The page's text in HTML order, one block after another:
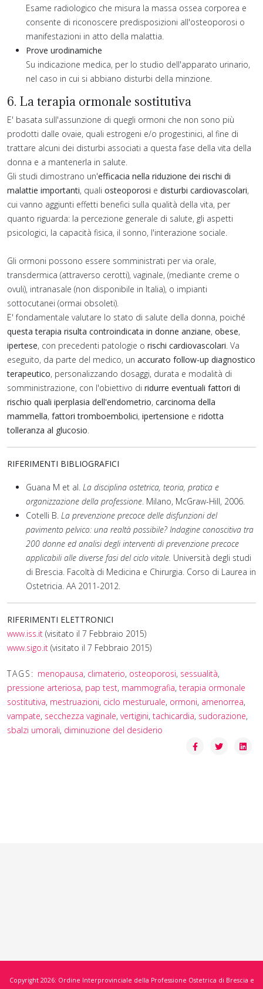
Esame radiologico che misura la massa ossea corporea e
consente di riconoscere predisposizioni all'osteoporosi o
manifestazioni in atto della malattia.
Prove urodinamiche
Su indicazione medica, per lo studio dell'apparato urinario,
nel caso in cui si abbiano disturbi della minzione.
6. La terapia ormonale sostitutiva
E' basata sull'assunzione di quegli ormoni che non sono più
prodotti dalle ovaie, quali estrogeni e/o progestinici, al fine di
trattare alcuni dei disturbi associati a questa fase della vita della
donna e a mantenerla in salute.
Gli studi dimostrano un'efficacia nella riduzione dei rischi di
malattie importanti, quali osteoporosi e disturbi cardiovascolari,
cui vanno aggiunti effetti benefici sulla qualità della vita, per
quanto riguarda: la percezione generale di salute, gli aspetti
psicologici, la capacità fisica, il sonno, l'interazione sociale.
Gli ormoni possono essere somministrati per via orale,
transdermica (attraverso cerotti), vaginale, (mediante creme o
ovuli), intranasale (non disponibile in Italia), o impianti
sottocutanei (ormai obsoleti).
E' fondamentale valutare lo stato di salute della donna, poiché
questa terapia risulta controindicata in donne anziane, obese,
ipertese, con precedenti patologie o rischi cardiovascolari. Va
eseguito, da parte del medico, un accurato follow-up diagnostico
terapeutico, personalizzando dosaggi, durata e modalità di
somministrazione, con l'obiettivo di ridurre eventuali fattori di
rischio quali iperplasia dell'endometrio, carcinoma della
mammella, fattori tromboembolici, ipertensione e ridotta
tolleranza al glucosio.
RIFERIMENTI BIBLIOGRAFICI
Guana M et al. La disciplina ostetrica, teoria, pratica e
organizzazione della professione. Milano, McGraw-Hill, 2006.
Cotelli B. La prevenzione precoce delle disfunzioni del
pavimento pelvico: una realtà possibile? Indagine conoscitiva tra
200 donne ed analisi degli interventi di prevenzione precoce
applicabili alle diverse fasi del ciclo vitale. Università degli studi
di Brescia. Facoltà di Medicina e Chirurgia. Corso di Laurea in
Ostetricia. AA 2011-2012.
RIFERIMENTI ELETTRONICI
www.iss.it (visitato il 7 Febbraio 2015)
www.sigo.it (visitato il 7 Febbraio 2015)
TAGS: menopausa, climaterio, osteoporosi, sessualità,
pressione arteriosa, pap test, mammografia, terapia ormonale
sostitutiva, mestruazioni, ciclo mesturuale, ormoni, amenorrea,
vampate, secchezza vaginale, vertigini, tachicardia, sudorazione,
sbalzi umorali, diminuzione del desiderio
Copyright 2026: Ordine Interprovinciale della Professione Ostetrica di Brescia e